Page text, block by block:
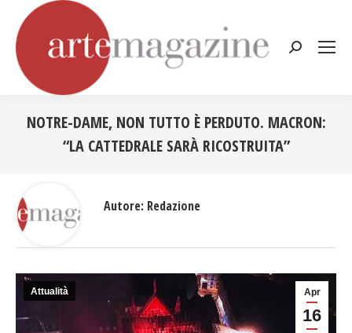
Cerca:
NOTRE-DAME, NON TUTTO È PERDUTO. MACRON:
“LA CATTEDRALE SARÀ RICOSTRUITA”
Apr
16
Attualità
Autore: Redazione